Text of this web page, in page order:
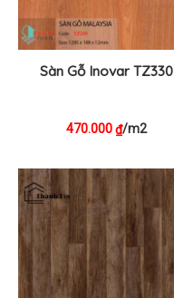
Sàn Gỗ Inovar TZ330
470.000₫/m2